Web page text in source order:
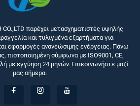
CO.,LTD παρέχει μετασχηματιστές υψηλής
και τυλιγμένα εξαρτήματα για
εφαρμογές ανανεώσιμης ενέργειας. Πάνω
πιστοποιημένη σύμφωνα με ISO9001, CE,
με εγγύηση 24 μηνών. Επικοινωνήστε μαζί
μας σήμερα.